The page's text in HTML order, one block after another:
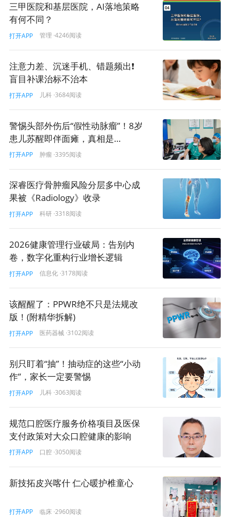
护理、常规住院床位费等（即无论他是否参加这个临床研
究，都必须发生的医疗费用），在符合伦理委员会审查批
准、且知情同意书明确告知的前提下，
这部分常规费用是
记，一旦边界模糊，
将研究相关费用混入常规诊疗费收
取，即属违法。
三、适用范围
定有严格的空间、时间和技术边界：
•技术适用： 生物医学新技术
，直接对人体操作，或对离
后植入的活动（如干细胞、免疫细胞、基因治疗等）。一
般的常规药物或成熟手术不在此列。
•阶段适用：仅限于“临床研究”阶段。
818号令明确了“双
轨制”。在临床研究阶段（备案制）绝对零收费；而一旦该
研究证明安全有效并获得卫健部门批准进入“临床转化应用
阶段（审批制）”，则可以依法合规收取服务费用。
•角色适用：发起机构 & 临床研究机构。
无论是作为发起
方的细胞企业，还是作为实施方的三甲医院，只要处于研
究阶段，都是禁止收费的共同责任主体。
综上所述。“818号令”通过第二十条的硬性约束，强制将生
物医学新技术研究导向了纯粹的科学轨道。医院应当将其
视为管理升级的契机，通过规范的经费保障与合规的路径
设计，实现从“被动合规”到“主动创新”的战略跨越 。
研究 临床 科研 收费 医院
三甲医院和基层医院，AI落地策略
有何不同？
打开APP 管理 ·4246阅读
注意力差、沉迷手机、错题频出❗
盲目补课治标不治本
打开APP 儿科 ·3684阅读
警惕头部外伤后“假性动脉瘤”！8岁
患儿苏醒即伴面瘫，真相是…
打开APP 肿瘤 ·3395阅读
深睿医疗骨肿瘤风险分层多中心成
果被《Radiology》收录
打开APP 科研 ·3318阅读
2026健康管理行业破局：告别内
卷，数字化重构行业增长逻辑
打开APP 信息化 ·3178阅读
该醒醒了：PPWR绝不只是法规改
版！(附精华拆解)
打开APP 医药器械 ·3102阅读
别只盯着“抽”！抽动症的这些“小动
作”，家长一定要警惕
打开APP 儿科 ·3063阅读
规范口腔医疗服务价格项目及医保
支付政策对大众口腔健康的影响
打开APP 口腔 ·3050阅读
新技拓皮兴喀什 仁心暖护椎童心
打开APP 临床 ·2960阅读